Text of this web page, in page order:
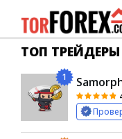
ТОП ТРЕЙДЕРЫ
1